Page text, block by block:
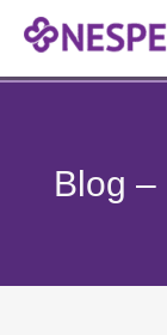
Blog –